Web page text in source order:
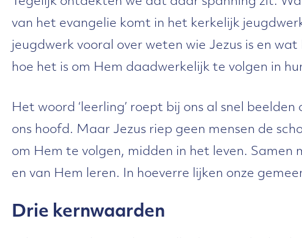
van het evangelie komt in het kerkelijk
jeugdwerk vooral over weten wie Jezus is en
hoe het is om Hem daadwerkelijk te volgen in
Het woord ‘leerling’ roept bij ons al snel
ons hoofd. Maar Jezus riep geen mensen de
om Hem te volgen, midden in het leven. Samen
en van Hem leren. In hoeverre lijken onze
Drie kernwaarden